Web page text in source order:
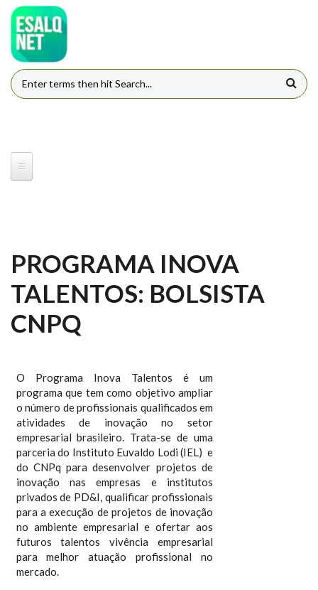
Pular para o conteúdo principal
FORMULÁRIO DE BUSCA
PROGRAMA INOVA
TALENTOS: BOLSISTA
CNPQ
O Programa Inova Talentos é um
programa que tem como objetivo ampliar
o número de profissionais qualificados em
atividades de inovação no setor
empresarial brasileiro. Trata-se de uma
parceria do Instituto Euvaldo Lodi (IEL) e
do CNPq para desenvolver projetos de
inovação nas empresas e institutos
privados de PD&I, qualificar profissionais
para a execução de projetos de inovação
no ambiente empresarial e ofertar aos
futuros talentos vivência empresarial
para melhor atuação profissional no
mercado.